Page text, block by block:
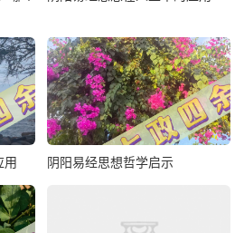
用 阴阳易经思想哲学启示